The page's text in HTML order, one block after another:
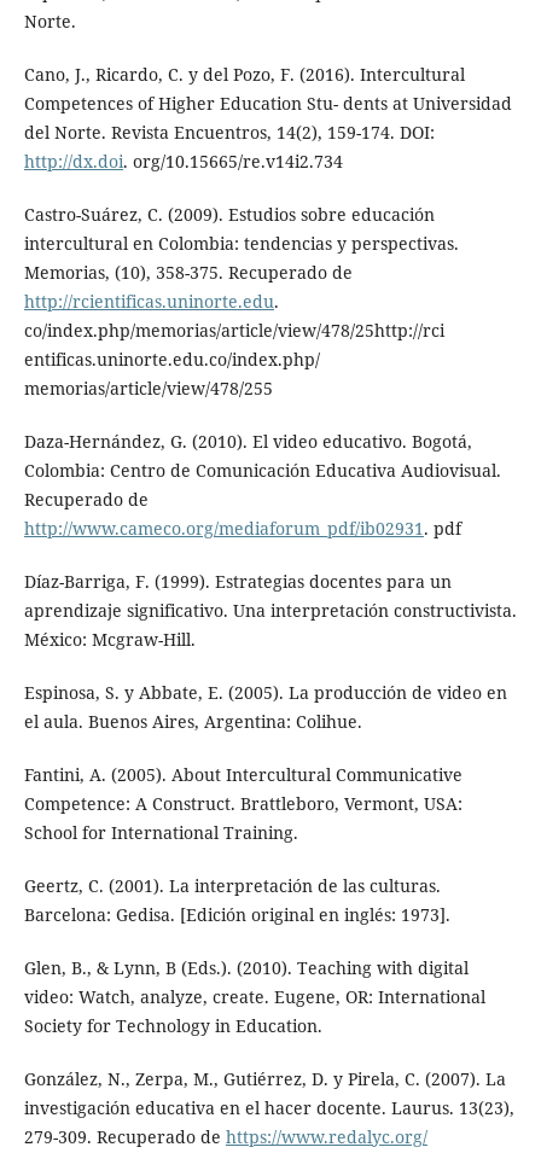
Norte.
Cano, J., Ricardo, C. y del Pozo, F. (2016). Intercultural
Competences of Higher Education Stu- dents at Universidad
del Norte. Revista Encuentros, 14(2), 159-174. DOI:
http://dx.doi. org/10.15665/re.v14i2.734
Castro-Suárez, C. (2009). Estudios sobre educación
intercultural en Colombia: tendencias y perspectivas.
Memorias, (10), 358-375. Recuperado de
http://rcientificas.uninorte.edu.
co/index.php/memorias/article/view/478/25http://rci
entificas.uninorte.edu.co/index.php/
memorias/article/view/478/255
Daza-Hernández, G. (2010). El video educativo. Bogotá,
Colombia: Centro de Comunicación Educativa Audiovisual.
Recuperado de
http://www.cameco.org/mediaforum_pdf/ib02931. pdf
Díaz-Barriga, F. (1999). Estrategias docentes para un
aprendizaje significativo. Una interpretación constructivista.
México: Mcgraw-Hill.
Espinosa, S. y Abbate, E. (2005). La producción de video en
el aula. Buenos Aires, Argentina: Colihue.
Fantini, A. (2005). About Intercultural Communicative
Competence: A Construct. Brattleboro, Vermont, USA:
School for International Training.
Geertz, C. (2001). La interpretación de las culturas.
Barcelona: Gedisa. [Edición original en inglés: 1973].
Glen, B., & Lynn, B (Eds.). (2010). Teaching with digital
video: Watch, analyze, create. Eugene, OR: International
Society for Technology in Education.
González, N., Zerpa, M., Gutiérrez, D. y Pirela, C. (2007). La
investigación educativa en el hacer docente. Laurus. 13(23),
279-309. Recuperado de https://www.redalyc.org/